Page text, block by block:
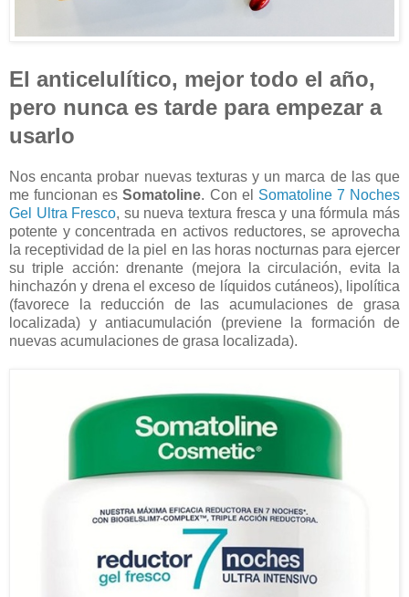
El anticelulítico, mejor todo el año,
pero nunca es tarde para empezar a
usarlo
Nos encanta probar nuevas texturas y un marca de las que
me funcionan esSomatoline. Con el Somatoline 7 Noches
Gel Ultra Fresco, su nueva textura fresca y una fórmula más
potente y concentrada en activos reductores, se aprovecha
la receptividad de la piel en las horas nocturnas para ejercer
su triple acción: drenante (mejora la circulación, evita la
hinchazón y drena el exceso de líquidos cutáneos), lipolítica
(favorece la reducción de las acumulaciones de grasa
localizada) y antiacumulación (previene la formación de
nuevas acumulaciones de grasa localizada).